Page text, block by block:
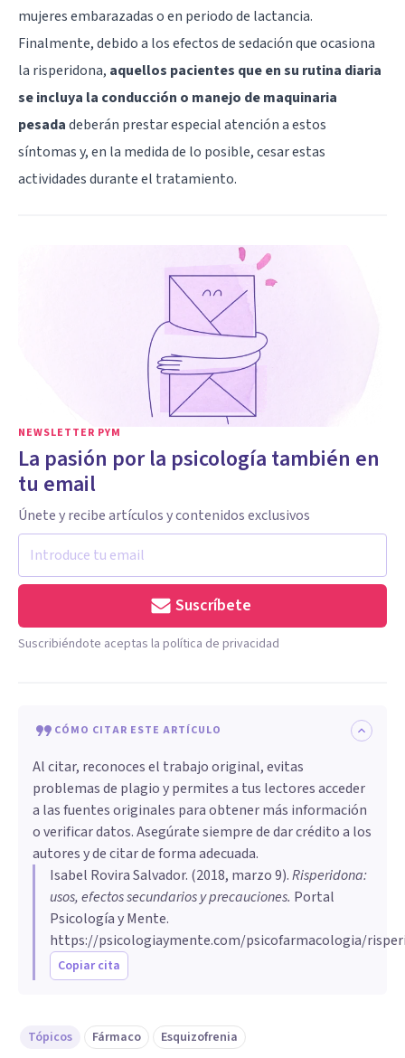
mujeres embarazadas o en periodo de lactancia.
Finalmente, debido a los efectos de sedación que ocasiona
la risperidona, aquellos pacientes que en su rutina diaria
se incluya la conducción o manejo de maquinaria
pesadadeberán prestar especial atención a estos
síntomas y, en la medida de lo posible, cesar estas
actividades durante el tratamiento.
NEWSLETTER PYM
La pasión por la psicología también en
tu email
Únete y recibe artículos y contenidos exclusivos
Suscríbete
Suscribiéndote aceptas la política de privacidad
CÓMO CITAR ESTE ARTÍCULO
Al citar, reconoces el trabajo original, evitas
problemas de plagio y permites a tus lectores acceder
a las fuentes originales para obtener más información
o verificar datos. Asegúrate siempre de dar crédito a los
autores y de citar de forma adecuada.
Isabel Rovira Salvador. (2018, marzo 9).Risperidona:
usos, efectos secundarios y precauciones. Portal
Psicología y Mente.
https://psicologiaymente.com/psicofarmacologia/
Copiar cita
Tópicos Fármaco Esquizofrenia